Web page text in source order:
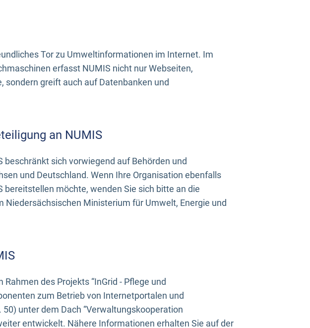
Tor zu Umweltinformationen im Internet. Im
erfasst NUMIS nicht nur Webseiten,
greift auch auf Datenbanken und
an NUMIS
sich vorwiegend auf Behörden und
und Deutschland. Wenn Ihre Organisation ebenfalls
möchte, wenden Sie sich bitte an die
Niedersächsischen Ministerium für Umwelt, Energie und
des Projekts “InGrid - Pflege und
zum Betrieb von Internetportalen und
unter dem Dach “Verwaltungskooperation
entwickelt. Nähere Informationen erhalten Sie auf der